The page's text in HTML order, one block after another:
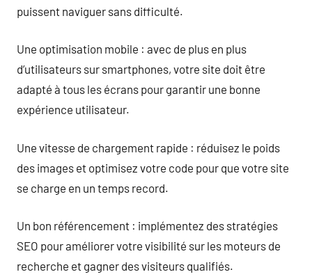
puissent naviguer sans difficulté.
Une optimisation mobile : avec de plus en plus
d’utilisateurs sur smartphones, votre site doit être
adapté à tous les écrans pour garantir une bonne
expérience utilisateur.
Une vitesse de chargement rapide : réduisez le poids
des images et optimisez votre code pour que votre site
se charge en un temps record.
Un bon référencement : implémentez des stratégies
SEO pour améliorer votre visibilité sur les moteurs de
recherche et gagner des visiteurs qualifiés.